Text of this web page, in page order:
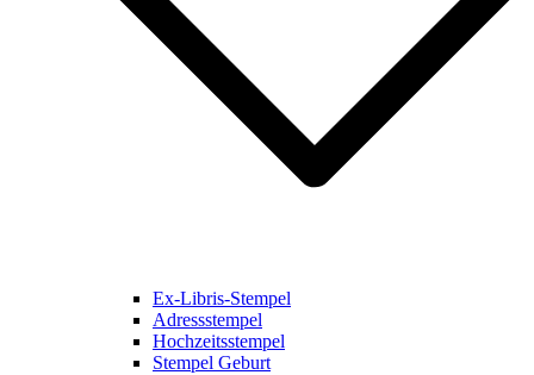
Ex-Libris-Stempel
Adressstempel
Hochzeitsstempel
Stempel Geburt